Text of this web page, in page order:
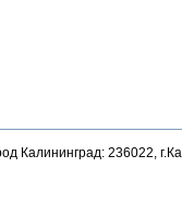
Калининград: 236022,